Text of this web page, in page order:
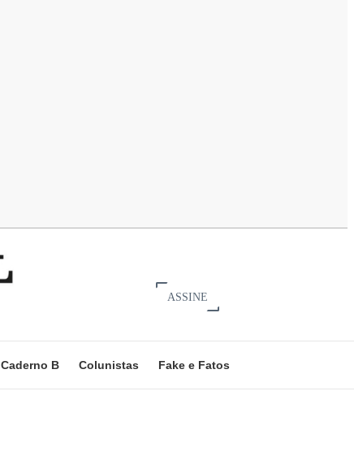
ASSINE
Caderno B Colunistas Fake e Fatos